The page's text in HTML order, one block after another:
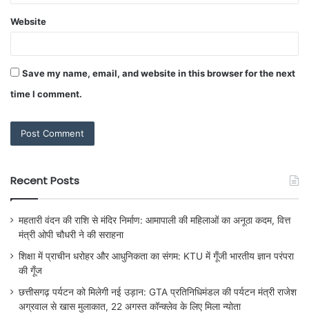
Website
Save my name, email, and website in this browser for the next
time I comment.
Recent Posts
महतारी वंदन की राशि से मंदिर निर्माण: आमापाली की महिलाओं का अनूठा कदम, वित्त
मंत्री ओपी चौधरी ने की सराहना
शिक्षा में प्राचीन धरोहर और आधुनिकता का संगम: KTU में गूँजी भारतीय ज्ञान परंपरा
की गूँज
छत्तीसगढ़ पर्यटन को मिलेगी नई उड़ान: GTA प्रतिनिधिमंडल की पर्यटन मंत्री राजेश
अग्रवाल से खास मुलाकात, 22 अगस्त कॉन्क्लेव के लिए मिला न्योता